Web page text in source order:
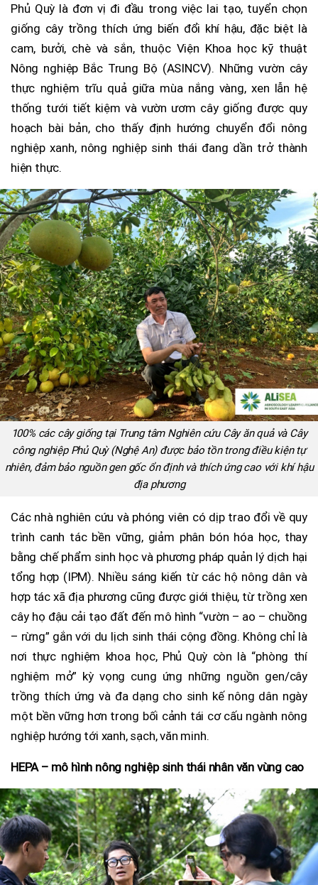
Phủ Quỳ là đơn vị đi đầu trong việc lai tạo, tuyển chọn
giống cây trồng thích ứng biến đổi khí hậu, đặc biệt là
cam, bưởi, chè và sắn, thuộc Viện Khoa học kỹ thuật
Nông nghiệp Bắc Trung Bộ (ASINCV). Những vườn cây
thực nghiệm trĩu quả giữa mùa nắng vàng, xen lẫn hệ
thống tưới tiết kiệm và vườn ươm cây giống được quy
hoạch bài bản, cho thấy định hướng chuyển đổi nông
nghiệp xanh, nông nghiệp sinh thái đang dần trở thành
hiện thực.
100% các cây giống tại Trung tâm Nghiên cứu Cây ăn quả và Cây
công nghiệp Phủ Quỳ (Nghệ An) được bảo tồn trong điều kiện tự
nhiên, đảm bảo nguồn gen gốc ổn định và thích ứng cao với khí hậu
địa phương
Các nhà nghiên cứu và phóng viên có dịp trao đổi về quy
trình canh tác bền vững, giảm phân bón hóa học, thay
bằng chế phẩm sinh học và phương pháp quản lý dịch hại
tổng hợp (IPM). Nhiều sáng kiến từ các hộ nông dân và
hợp tác xã địa phương cũng được giới thiệu, từ trồng xen
cây họ đậu cải tạo đất đến mô hình “vườn – ao – chuồng
– rừng” gắn với du lịch sinh thái cộng đồng. Không chỉ là
nơi thực nghiệm khoa học, Phủ Quỳ còn là “phòng thí
nghiệm mở” kỳ vọng cung ứng những nguồn gen/cây
trồng thích ứng và đa dạng cho sinh kế nông dân ngày
một bền vững hơn trong bối cảnh tái cơ cấu ngành nông
nghiệp hướng tới xanh, sạch, văn minh.
HEPA – mô hình nông nghiệp sinh thái nhân văn vùng cao